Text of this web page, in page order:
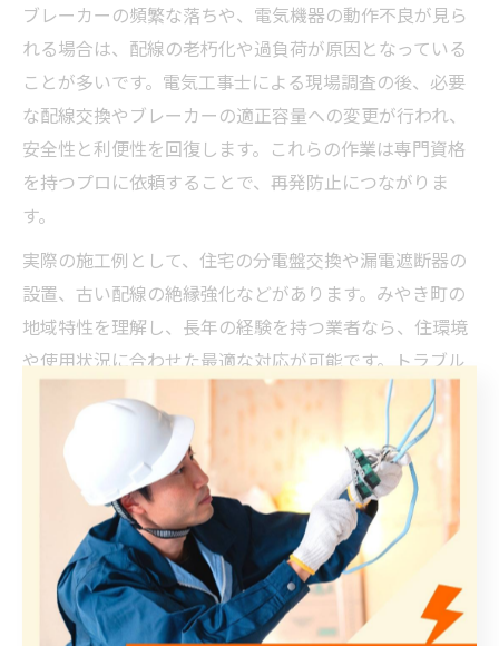
ブレーカーの頻繁な落ちや、電気機器の動作不良が見ら
れる場合は、配線の老朽化や過負荷が原因となっている
ことが多いです。電気工事士による現場調査の後、必要
な配線交換やブレーカーの適正容量への変更が行われ、
安全性と利便性を回復します。これらの作業は専門資格
を持つプロに依頼することで、再発防止につながりま
す。
実際の施工例として、住宅の分電盤交換や漏電遮断器の
設置、古い配線の絶縁強化などがあります。みやき町の
地域特性を理解し、長年の経験を持つ業者なら、住環境
や使用状況に合わせた最適な対応が可能です。トラブル
の早期発見・対処が、安心した暮らしに直結します。
電気工事が解決する住宅の主なトラブル例
住宅では、電気設備の老朽化や増設ニーズにより、様々
なトラブルが発生しやすくなります。例えば、照明が突
然つかなくなる、コンセントが熱を持つ、電気機器が同
時に使えないなど、日常的な不便や危険のサインです。
こうした問題は、専門的な電気工事によって根本から解